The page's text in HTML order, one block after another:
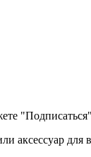
аксессуар для